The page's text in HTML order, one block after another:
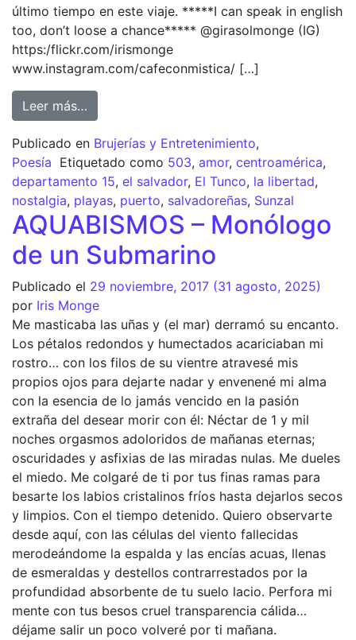
último tiempo en este viaje. *****I can speak in english
too, don’t loose a chance***** @girasolmonge (IG)
https:/flickr.com/irismonge
www.instagram.com/cafeconmistica/ […]
Leer más…
Publicado en Brujerías y Entretenimiento,
Poesía Etiquetado como 503, amor, centroamérica,
departamento 15, el salvador, El Tunco, la libertad,
nostalgia, playas, puerto, salvadoreñas, Sunzal
AQUABISMOS – Monólogo
de un Submarino
Publicado el 29 noviembre, 2017 (31 agosto, 2025)
por Iris Monge
Me masticaba las uñas y (el mar) derramó su encanto.
Los pétalos redondos y humectados acariciaban mi
rostro… con los filos de su vientre atravesé mis
propios ojos para dejarte nadar y envenené mi alma
con la esencia de lo jamás vencido en la pasión
extraña del desear morir con él: Néctar de 1 y mil
noches orgasmos adoloridos de mañanas eternas;
oscuridades y asfixias de las miradas nulas. Me dueles
el miedo. Me colgaré de ti por tus finas ramas para
besarte los labios cristalinos fríos hasta dejarlos secos
y limpios. Con el tiempo detenido. Quiero observarte
desde aquí, con las células del viento fallecidas
merodeándome la espalda y las encías acuas, llenas
de esmeraldas y destellos contrarrestados por la
profundidad absorbente de tu suelo lacio. Perfora mi
mente con tus besos cruel transparencia cálida…
déjame salir un poco volveré por ti mañana.